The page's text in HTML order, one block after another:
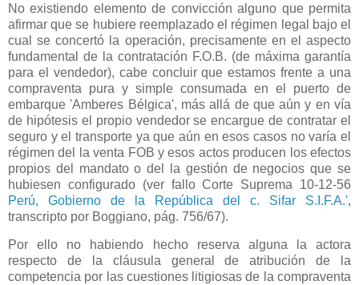
No existiendo elemento de convicción alguno que permita
afirmar que se hubiere reemplazado el régimen legal bajo el
cual se concertó la operación, precisamente en el aspecto
fundamental de la contratación F.O.B. (de máxima garantía
para el vendedor), cabe concluir que estamos frente a una
compraventa pura y simple consumada en el puerto de
embarque 'Amberes Bélgica', más allá de que aún y en vía
de hipótesis el propio vendedor se encargue de contratar el
seguro y el transporte ya que aún en esos casos no varía el
régimen del la venta FOB y esos actos producen los efectos
propios del mandato o del la gestión de negocios que se
hubiesen configurado (ver fallo Corte Suprema 10-12-56
Perú, Gobierno de
la República del c. Sifar S.I.F.A.',
transcripto por Boggiano, pág. 756/67).
Por ello no habiendo hecho reserva alguna la actora
respecto de la cláusula general de atribución de la
competencia por las cuestiones litigiosas de la compraventa